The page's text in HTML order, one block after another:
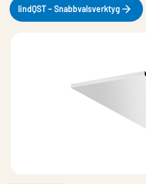
lindQST – Snabbvalsverktyg